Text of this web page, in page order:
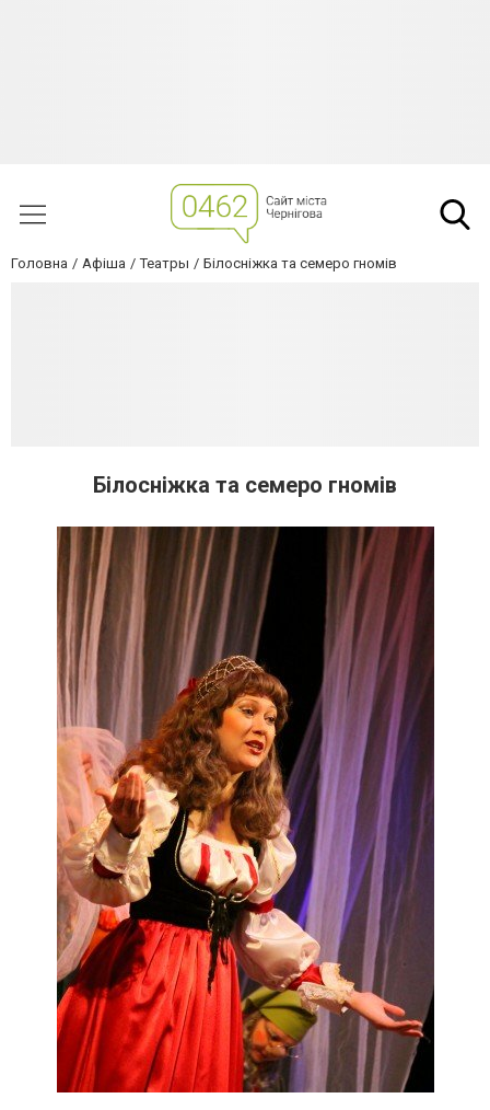
Головна Афіша Театры Білосніжка та семеро гномів
Білосніжка та семеро гномів